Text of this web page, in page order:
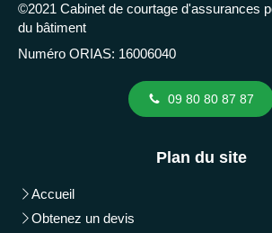
©2021 Cabinet de courtage d'assurances
du bâtiment
Numéro ORIAS: 16006040
09 80 80 87 87
Plan du site
Accueil
Obtenez un devis